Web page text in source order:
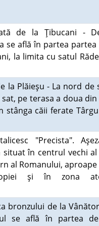
de la Ţibucani -
se află în partea
la limita cu satul
la Plăieşu - La nord de
pe terasa a doua
stânga căii ferate
"Precista".
situat în centrul vechi
al Romanului,
şi în zona
bronzului de la
se află în partea